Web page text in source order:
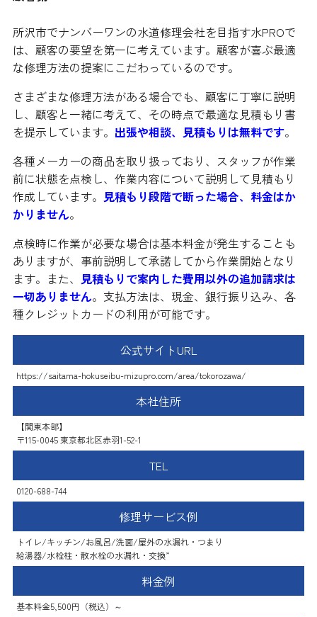
所沢市でナンバーワンの水道修理会社を目指す水PROで
は、顧客の要望を第一に考えています。顧客が喜ぶ最適
な修理方法の提案にこだわっているのです。
さまざまな修理方法がある場合でも、顧客に丁寧に説明
し、顧客と一緒に考えて、その時点で最適な見積もり書
を提示しています。 出張や相談、見積もりは無料です。
各種メーカーの商品を取り扱っており、スタッフが作業
前に状態を点検し、作業内容について説明して見積もり
作成しています。 見積もり段階で断った場合、料金はか
かりません。
点検時に作業が必要な場合は基本料金が発生することも
ありますが、事前説明して承諾してから作業開始となり
ます。また、
見積もりで案内した費用以外の追加請求は
一切ありません。支払方法は、現金、銀行振り込み、各
種クレジットカードの利用が可能です。
公式サイトURL
https://saitama-hokuseibu-mizupro.com/area/tokorozawa/
本社住所
【関東本部】
〒115-0045 東京都北区赤羽1-52-1
TEL
0120-688-744
修理サービス例
トイレ/キッチン/お風呂/洗面/屋外の水漏れ・つまり
給湯器/水栓柱・散水栓の水漏れ・交換”
料金例
基本料金5,500円（税込）～